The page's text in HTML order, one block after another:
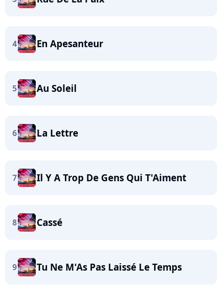
4 En Apesanteur
5 Au Soleil
6 La Lettre
7 Il Y A Trop De Gens Qui T'Aiment
8 Cassé
9 Tu Ne M'As Pas Laissé Le Temps